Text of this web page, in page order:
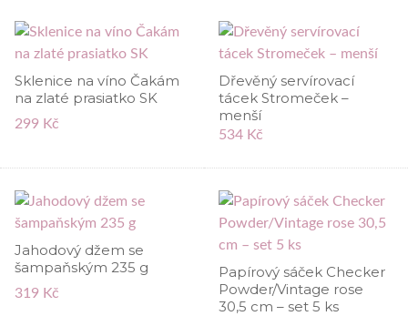
Sklenice na víno Čakám
na zlaté prasiatko SK
299 Kč
Dřevěný servírovací
tácek Stromeček –
menší
534 Kč
Jahodový džem se
šampaňským 235 g
319 Kč
Papírový sáček Checker
Powder/Vintage rose
30,5 cm – set 5 ks